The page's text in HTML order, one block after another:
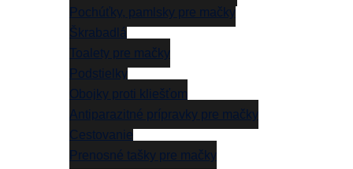
Pochúťky, pamlsky pre mačky
Škrabadlá
Toalety pre mačky
Podstielky
Obojky proti kliešťom
Antiparazitné prípravky pre mačky
Cestovanie
Prenosné tašky pre mačky